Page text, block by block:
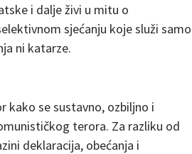
i dalje živi u mitu o
sjećanju koje služi samo
ni katarze.
kako se sustavno, ozbiljno i
terora. Za razliku od
deklaracija, obećanja i